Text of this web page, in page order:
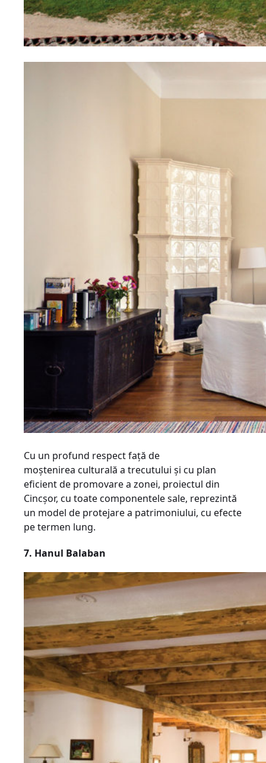
Cu un profund respect faţă de
moştenirea culturală a trecutului şi cu plan
eficient de promovare a zonei, proiectul din
Cincşor, cu toate componentele sale, reprezintă
un model de protejare a patrimoniului, cu efecte
pe termen lung.
7. Hanul Balaban